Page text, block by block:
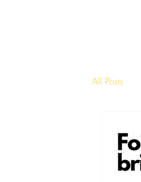
All Posts